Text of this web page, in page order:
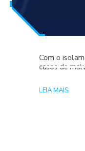
Com o
casos de
LEIA MAIS